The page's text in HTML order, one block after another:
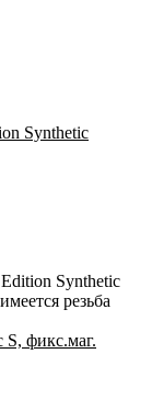
Synthetic
Synthetic
резьба
фикс.маг.